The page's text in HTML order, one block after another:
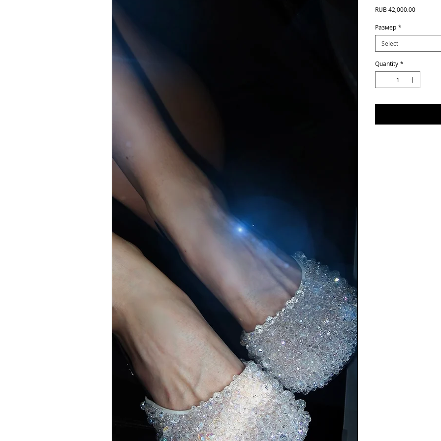
RUB 42,000.00Price
Размер *
Select
Quantity *